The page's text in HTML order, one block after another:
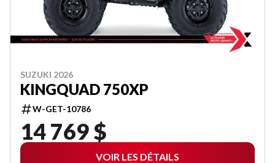
SUZUKI 2026
KINGQUAD 750XP
W-GET-10786
14 769 $
VOIR LES DÉTAILS